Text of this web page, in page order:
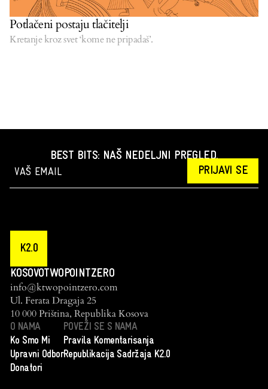
Potlačeni postaju tlačitelji
Kretanje kroz svet ‘kome ne pripadaš’.
BEST BITS: NAŠ NEDELJNI PREGLED.
PRIJAVI SE
K2.0
KOSOVOTWOPOINTZERO
info@ktwopointzero.com
Ul. Ferata Dragaja 25
10 000 Priština, Republika Kosova
O NAMA
Ko Smo Mi
Upravni Odbor
Donatori
POVEŽI SE S NAMA
Pravila Komentarisanja
Republikacija Sadržaja K2.0